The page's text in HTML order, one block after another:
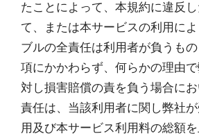
たことによって、本規約に違反
て、または本サービスの利用に
ブルの全責任は利用者が負うも
項にかかわらず、何らかの理由
対し損害賠償の責を負う場合に
責任は、当該利用者に関し弊社
用及び本サービス利用料の総額を